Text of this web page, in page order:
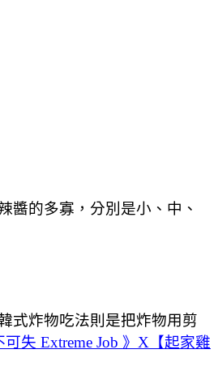
醬的多寡，分別是小、中、
式炸物吃法則是把炸物用剪
失 Extreme Job 》X【起家雞